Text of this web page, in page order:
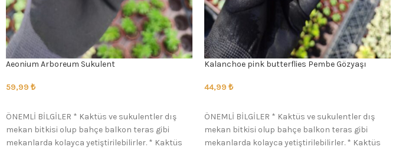
Aeonium Arboreum Sukulent
59,99 ₺
ÖNEMLİ BİLGİLER * Kaktüs ve sukulentler dış
mekan bitkisi olup bahçe balkon teras gibi
mekanlarda kolayca yetiştirilebilirler. * Kaktüs
Kalanchoe pink butterflies Pembe Gözyaşı
44,99 ₺
ÖNEMLİ BİLGİLER * Kaktüs ve sukulentler dış
mekan bitkisi olup bahçe balkon teras gibi
mekanlarda kolayca yetiştirilebilirler. * Kaktüs